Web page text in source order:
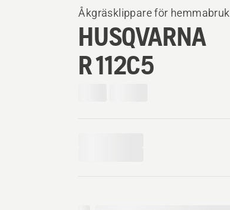
Åkgräsklippare för hemmabruk
HUSQVARNA
R 112C5